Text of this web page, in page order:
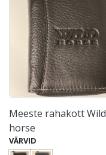
Meeste rahakott Wild
horse
VÄRVID